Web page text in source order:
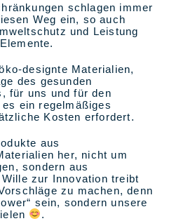
schlagen immer
Weg ein, so auch
und Leistung
designte Materialien,
des gesunden
für uns und für den
ein regelmäßiges
Kosten erfordert.
aus
her, nicht um
sondern aus
zur Innovation treibt
zu machen, denn
sein, sondern unsere
.